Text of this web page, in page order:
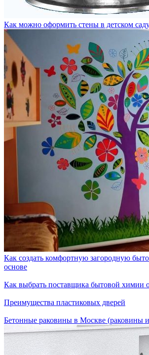
Как можно оформить стены в детском
Как создать комфортную загородную
основе
Как выбрать поставщика бытовой химии
Преимущества пластиковых дверей
Бетонные раковины в Москве (раковины